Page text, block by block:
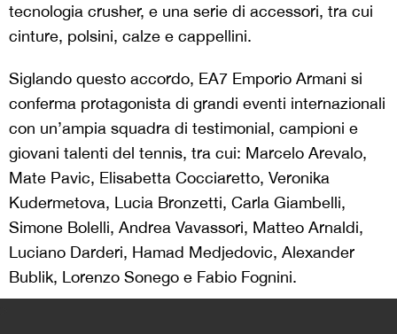
tecnologia crusher, e una serie di accessori, tra cui
cinture, polsini, calze e cappellini.
Siglando questo accordo, EA7 Emporio Armani si
conferma protagonista di grandi eventi internazionali
con un’ampia squadra di testimonial, campioni e
giovani talenti del tennis, tra cui: Marcelo Arevalo,
Mate Pavic, Elisabetta Cocciaretto, Veronika
Kudermetova, Lucia Bronzetti, Carla Giambelli,
Simone Bolelli, Andrea Vavassori, Matteo Arnaldi,
Luciano Darderi, Hamad Medjedovic, Alexander
Bublik, Lorenzo Sonego e Fabio Fognini.